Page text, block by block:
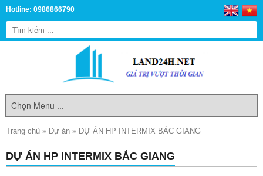
Hotline: 0986866790
Trang chủ » Dự án » DỰ ÁN HP INTERMIX BẮC GIANG
DỰ ÁN HP INTERMIX BẮC GIANG